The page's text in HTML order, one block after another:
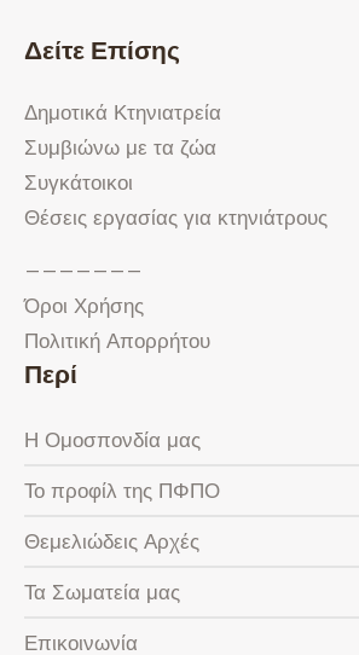
Δείτε Επίσης
Δημοτικά Κτηνιατρεία
Συμβιώνω με τα ζώα
Συγκάτοικοι
Θέσεις εργασίας για κτηνιάτρους
———————
Όροι Χρήσης
Πολιτική Απορρήτου
Περί
Η Ομοσπονδία μας
Το προφίλ της ΠΦΠΟ
Θεμελιώδεις Αρχές
Τα Σωματεία μας
Επικοινωνία